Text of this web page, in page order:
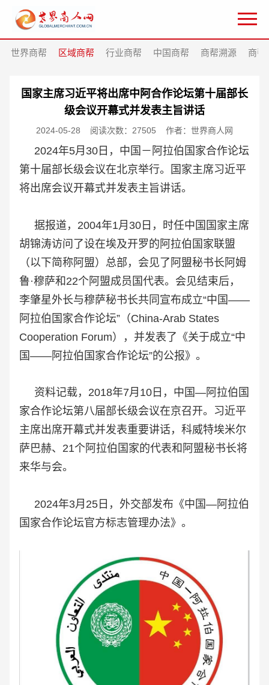
世界商帮 区域商帮 行业商帮 中国商帮 商帮溯源 商帮
国家主席习近平将出席中阿合作论坛第十届部长
级会议开幕式并发表主旨讲话
2024-05-28 阅读次数：27505 作者：世界商人网
2024年5月30日，中国－阿拉伯国家合作论坛
第十届部长级会议在北京举行。国家主席习近平
将出席会议开幕式并发表主旨讲话。
据报道，2004年1月30日，时任中国国家主席
胡锦涛访问了设在埃及开罗的阿拉伯国家联盟
（以下简称阿盟）总部，会见了阿盟秘书长阿姆
鲁·穆萨和22个阿盟成员国代表。会见结束后，
李肇星外长与穆萨秘书长共同宣布成立“中国——
阿拉伯国家合作论坛”（China-Arab States
Cooperation Forum），并发表了《关于成立“中
国——阿拉伯国家合作论坛”的公报》。
资料记载，2018年7月10日，中国—阿拉伯国
家合作论坛第八届部长级会议在京召开。习近平
主席出席开幕式并发表重要讲话，科威特埃米尔
萨巴赫、21个阿拉伯国家的代表和阿盟秘书长将
来华与会。
2024年3月25日，外交部发布《中国—阿拉伯
国家合作论坛官方标志管理办法》。